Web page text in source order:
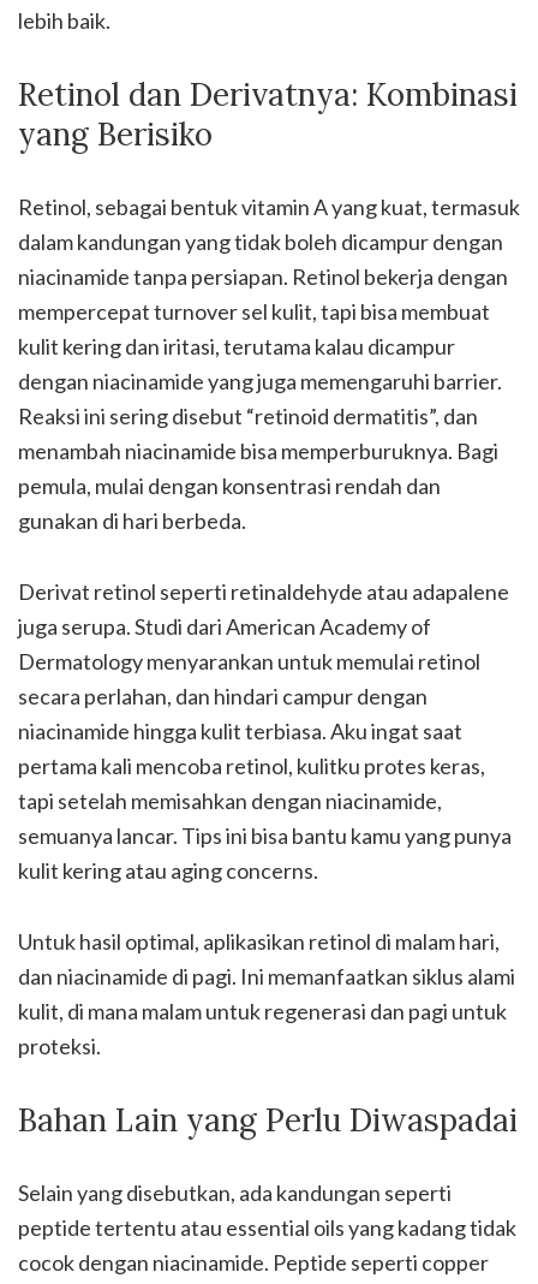
lebih baik.
Retinol dan Derivatnya: Kombinasi
yang Berisiko
Retinol, sebagai bentuk vitamin A yang kuat, termasuk
dalam kandungan yang tidak boleh dicampur dengan
niacinamide tanpa persiapan. Retinol bekerja dengan
mempercepat turnover sel kulit, tapi bisa membuat
kulit kering dan iritasi, terutama kalau dicampur
dengan niacinamide yang juga memengaruhi barrier.
Reaksi ini sering disebut “retinoid dermatitis”, dan
menambah niacinamide bisa memperburuknya. Bagi
pemula, mulai dengan konsentrasi rendah dan
gunakan di hari berbeda.
Derivat retinol seperti retinaldehyde atau adapalene
juga serupa. Studi dari American Academy of
Dermatology menyarankan untuk memulai retinol
secara perlahan, dan hindari campur dengan
niacinamide hingga kulit terbiasa. Aku ingat saat
pertama kali mencoba retinol, kulitku protes keras,
tapi setelah memisahkan dengan niacinamide,
semuanya lancar. Tips ini bisa bantu kamu yang punya
kulit kering atau aging concerns.
Untuk hasil optimal, aplikasikan retinol di malam hari,
dan niacinamide di pagi. Ini memanfaatkan siklus alami
kulit, di mana malam untuk regenerasi dan pagi untuk
proteksi.
Bahan Lain yang Perlu Diwaspadai
Selain yang disebutkan, ada kandungan seperti
peptide tertentu atau essential oils yang kadang tidak
cocok dengan niacinamide. Peptide seperti copper